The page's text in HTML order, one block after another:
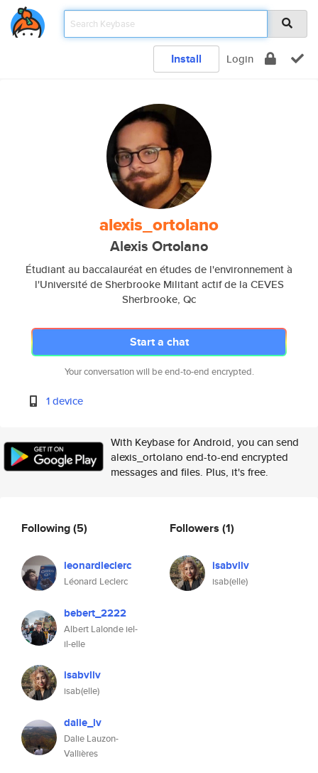
Install Login
alexis_ortolano
Alexis Ortolano
Étudiant au baccalauréat en études de l'environnement à
l'Université de Sherbrooke Militant actif de la CEVES
Sherbrooke, Qc
Start a chat
Your conversation will be end-to-end encrypted.
1 device
With Keybase for Android, you can send
alexis_ortolano end-to-end encrypted
messages and files. Plus, it's free.
Following(5)
leonardleclerc
Léonard Leclerc
bebert_2222
Albert Lalonde iel-
il-elle
isabvllv
isab(elle)
dalie_lv
Dalie Lauzon-
Vallières
Followers (1)
isabvllv
isab(elle)